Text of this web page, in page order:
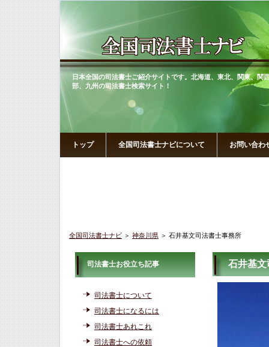
日本全国の司法書士ご紹介サイトです。北海道、東北、関東、関
部、九州の司法書士検索サイト！
トップ 全国司法書士ナビについて お問い合わ
全国司法書士ナビ ＞ 神奈川県 ＞ 石井基文司法書士事務所
石井基
司法書士お役立ち記事
司法書士について
司法書士になるには
司法書士あれこれ
司法書士への依頼